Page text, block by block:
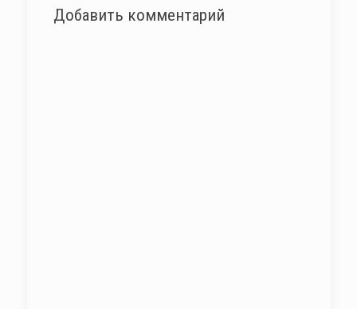
Добавить комментарий